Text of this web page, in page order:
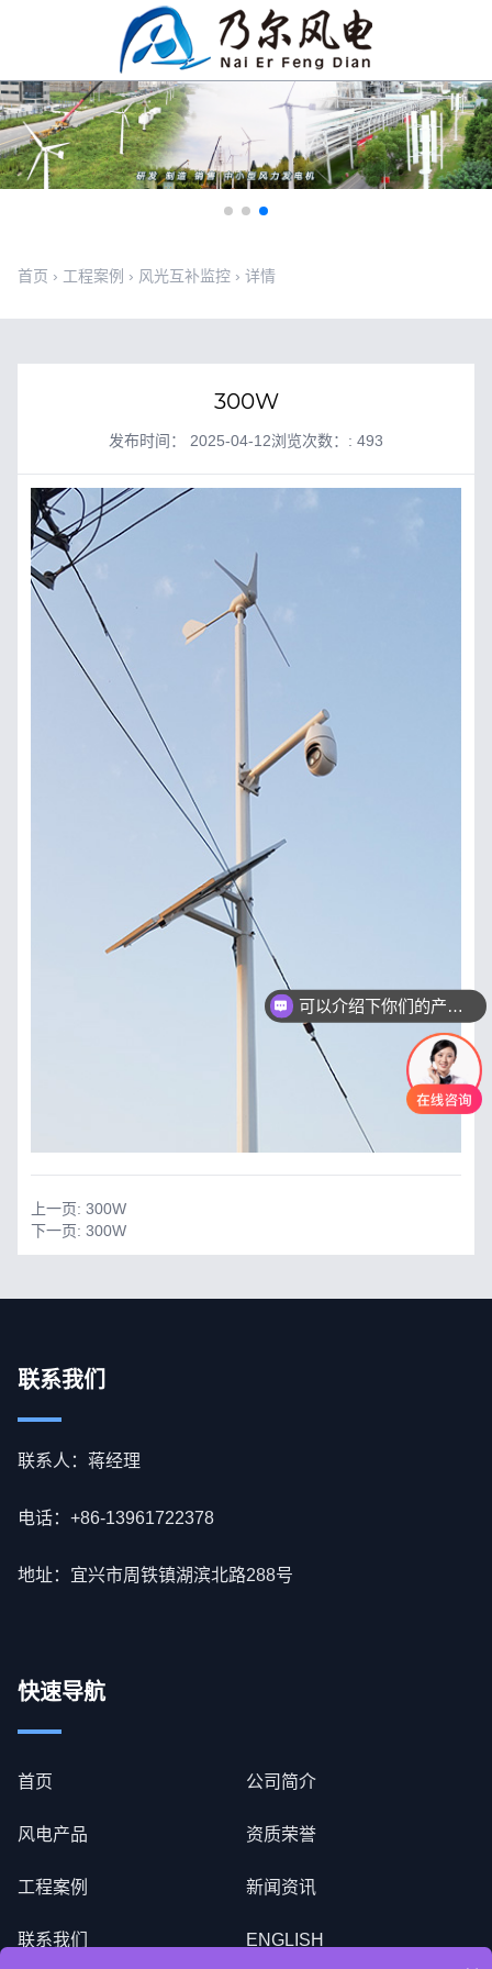
首页 › 工程案例 › 风光互补监控 › 详情
300W
发布时间： 2025-04-12浏览次数：: 493
上一页: 300W
下一页: 300W
联系我们
联系人：蒋经理
电话：+86-13961722378
地址：宜兴市周铁镇湖滨北路288号
快速导航
首页 公司简介
风电产品 资质荣誉
工程案例 新闻资讯
联系我们 ENGLISH
可以介绍下你们的产品么